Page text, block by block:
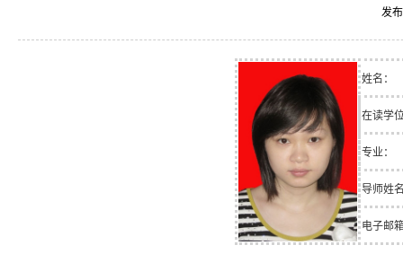
发
姓名：
在读学
专业：
导师姓
电子邮